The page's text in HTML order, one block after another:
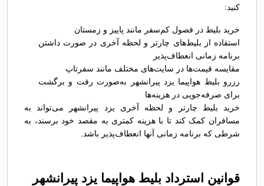
کنید:
خرید بلیط در فصول کم‌سفر مانند پاییز و زمستان
استفاده از بلیط‌های چارتر و لحظه آخری در صورت داشتن
برنامه زمانی انعطاف‌پذیر
مقایسه قیمت‌ها در سایت‌های مختلف مانند سفرتاپ
رزرو بلیط هواپیما یزد پیرانشهر به‌صورت رفت و برگشت
برای صرفه‌جویی در هزینه‌ها
خرید بلیط چارتر و لحظه آخری یزد پیرانشهر می‌تواند به
مسافران کمک کند تا با هزینه کمتری به مقصد خود برسند، به
شرطی که برنامه زمانی آنها انعطاف‌پذیر باشد.
قوانین استرداد بلیط هواپیما یزد پیرانشهر